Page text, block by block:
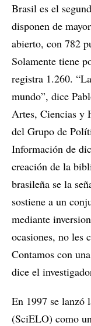
Brasil es el
disponen de
abierto, con 782
Solamente tiene
registra 1.260.
mundo”, dice
Artes, Ciencias y
del Grupo de
Información de
creación de la
brasileña se la
sostiene a un
mediante
ocasiones, no les
Contamos con
dice el
En 1997 se
(SciELO) como